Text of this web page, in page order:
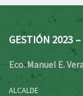
GESTIÓN 2023
Eco. Manuel E.
ALCALDE